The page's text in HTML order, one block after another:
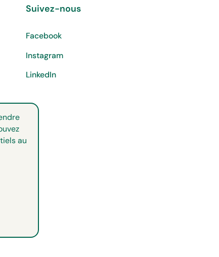
au
Suivez-nous
Facebook
Instagram
LinkedIn